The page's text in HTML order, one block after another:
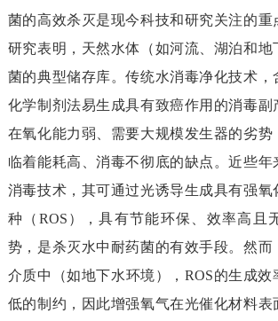
菌的高效杀灭是现今科技和研究关注的重
研究表明， 天然水体（如河流、湖泊和地
菌的典型储存库。传统水消毒净化技术，
化学制剂法易生成具有致癌作用 的消毒副
在氧化能力弱、需要大规模发生器的劣势
临着能耗高、消毒不彻底的缺点。近些年
消毒技术 ，其可通过光诱导生成具有强
种（ ROS ），具有节能环保 、效率高且
势 ， 是杀灭水中耐药菌的有效手段。然而
介质中（如地下水环境） ， ROS的生成效
低的制约， 因此增强氧气在光催化材料表